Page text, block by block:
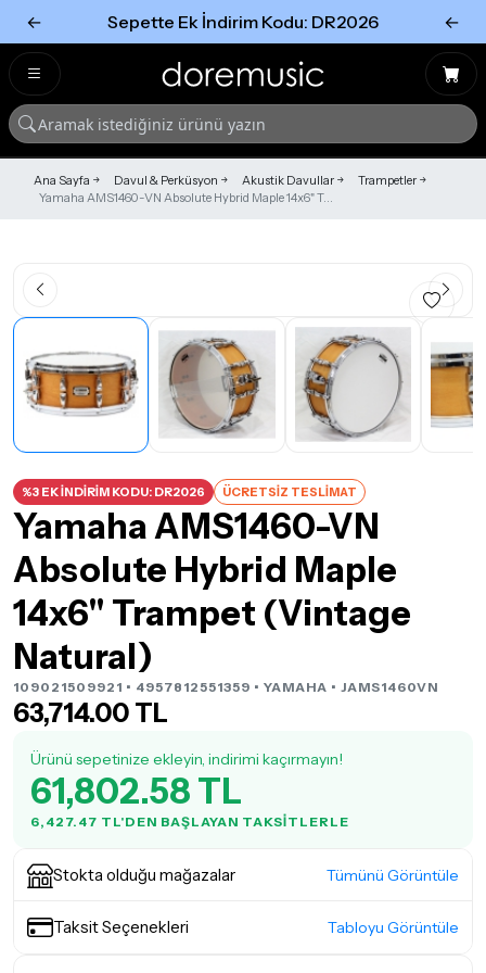
← Sepette Ek İndirim Kodu: DR2026 ←
Ana Sayfa Davul & Perküsyon Akustik Davullar
Trampetler
Yamaha AMS1460-VN Absolute Hybrid Maple 14x6" T...
%3 EK İNDİRİM KODU: DR2026 ÜCRETSİZ TESLİMAT
Yamaha AMS1460-VN
Absolute Hybrid Maple
14x6" Trampet (Vintage
Natural)
109021509921 • 4957812551359 • YAMAHA • JAMS1460VN
63,714.00 TL
Ürünü sepetinize ekleyin, indirimi kaçırmayın!
61,802.58 TL
6,427.47 TL'DEN BAŞLAYAN TAKSITLERLE
Stokta olduğu mağazalar Tümünü Görüntüle
Taksit Seçenekleri Tabloyu Görüntüle
Tümünü Gör
Tümünü gör